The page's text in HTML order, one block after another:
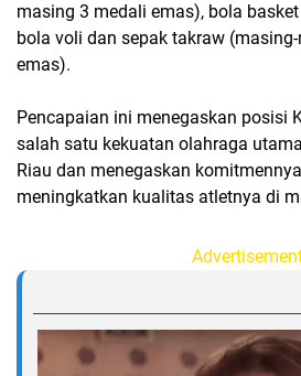
masing 3 medali emas), bola
bola voli dan sepak takraw
emas).
Pencapaian ini menegaskan posisi
salah satu kekuatan olahraga
Riau dan menegaskan
meningkatkan kualitas atletnya di